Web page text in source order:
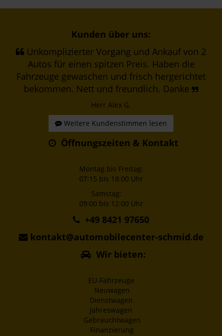
Kunden über uns:
Unkomplizierter Vorgang und Ankauf von 2
Autos für einen spitzen Preis. Haben die
Fahrzeuge gewaschen und frisch hergerichtet
bekommen. Nett und freundlich. Danke
Herr Alex G.
Weitere Kundenstimmen lesen
Öffnungszeiten & Kontakt
Montag bis Freitag:
07:15 bis 18:00 Uhr
Samstag:
09:00 bis 12:00 Uhr
+49 8421 97650
kontakt@automobilecenter-schmid.de
Wir bieten:
EU-Fahrzeuge
Neuwagen
Dienstwagen
Jahreswagen
Gebrauchtwagen
Finanzierung